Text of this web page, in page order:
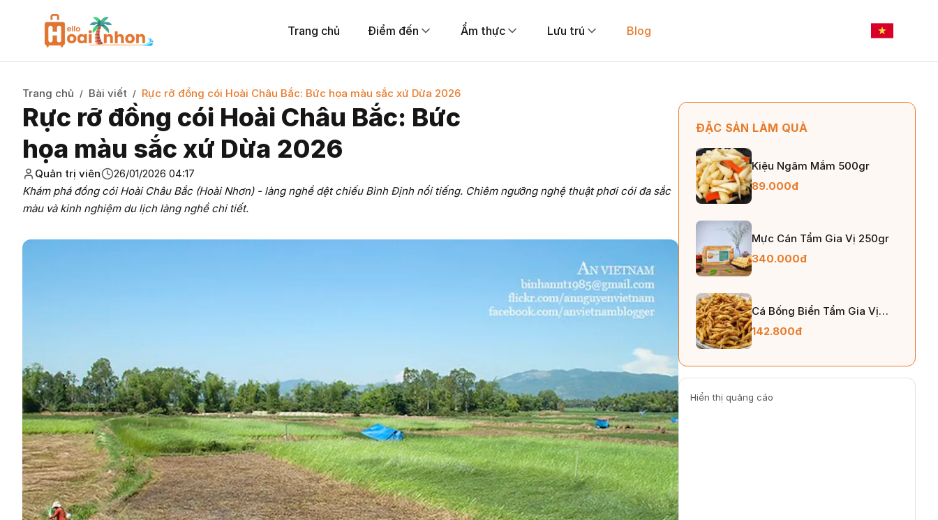
Trang chủ Điểm đến Ẩm thực Lưu trú Blog
Trang chủ / Bài viết / Rực rỡ đồng cói Hoài Châu Bắc: Bức họa màu sắc xứ Dừa 2026
Rực rỡ đồng cói Hoài Châu Bắc: Bức
họa màu sắc xứ Dừa 2026
Quản trị viên
26/01/2026 04:17
Khám phá đồng cói Hoài Châu Bắc (Hoài Nhơn) - làng nghề dệt chiếu Bình Định nổi tiếng. Chiêm ngưỡng nghệ thuật phơi cói đa sắc
màu và kinh nghiệm du lịch làng nghề chi tiết.
ĐẶC SẢN LÀM QUÀ
Kiệu Ngâm Mắm 500gr
89.000đ
Mực Cán Tẩm Gia Vị 250gr
340.000đ
Cá Bống Biển Tẩm Gia Vị
250gr
142.800đ
Hiển thị quảng cáo